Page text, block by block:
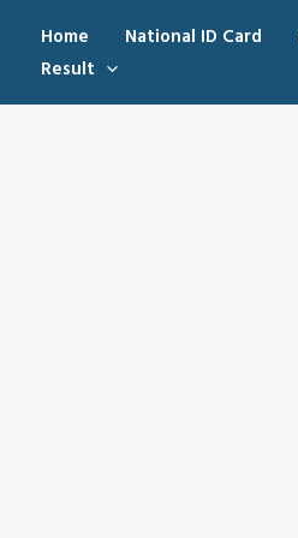
Home National ID Card
Result